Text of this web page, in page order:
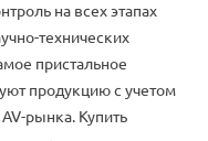
на всех этапах
технических
пристальное
продукцию с учетом
AV-рынка. Купить